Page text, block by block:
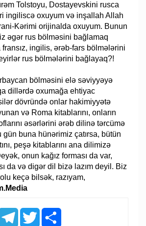
Tolstoyu, Dostayevskini rusca
ingiliscə oxuyum və inşallah Allah
Kərimi orijinalda oxuyum. Bunun
əgər rus bölməsini bağlamaq
ingilis, ərəb-fars bölmələrini
rus bölmələrini bağlayaq?!
bölməsini elə səviyyəyə
dillərdə oxumağa ehtiyac
dövründə onlar hakimiyyətə
və Roma kitablarını, onların
əsərlərini ərəb dilinə tərcümə
buna hünərimiz çatırsa, bütün
peşə kitablarını ana dilimizə
onun kağız forması da var,
da və digər dil bizə lazım deyil. Biz
keçə bilsək, razıyam,
TelegramTwitter